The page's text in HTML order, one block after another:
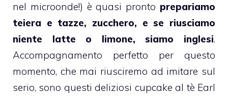
nel microonde!) è quasi pronto prepariamo
teiera e tazze, zucchero, e se riusciamo
niente latte o limone, siamo inglesi.
Accompagnamento perfetto per questo
momento, che mai riusciremo ad imitare sul
serio, sono questi deliziosi cupcakeal tè Earl